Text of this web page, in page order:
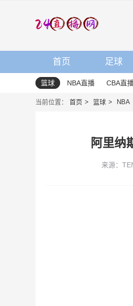
首页 足球
篮球 NBA直播 CBA直
当前位置： 首页 篮球 NBA
阿里纳
来源：